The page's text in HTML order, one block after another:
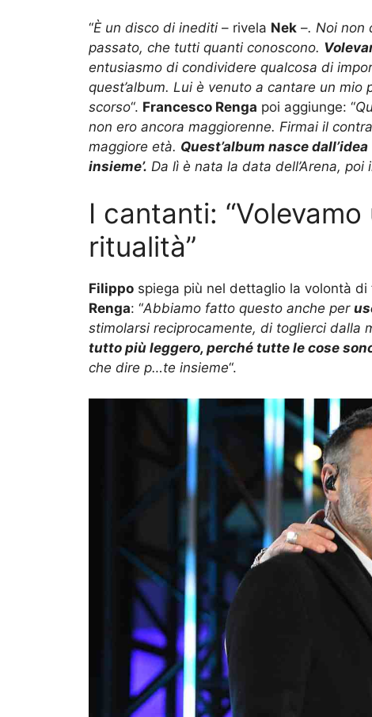
“È un disco di inediti – rivela Nek –. Noi non
passato, che tutti quanti conoscono.
entusiasmo di condividere qualcosa di
quest’album. Lui è venuto a cantare un
scorso“. Francesco Renga poi aggiunge: “
non ero ancora maggiorenne. Firmai il
maggiore età. Quest’album nasce
insieme’. Da lì è nata la data dell’Arena,
I cantanti:
ritualità”
Filippo spiega più nel dettaglio la volontà
Renga: “Abbiamo fatto questo anche per
stimolarsi reciprocamente, di toglierci dalla
tutto più leggero, perché tutte le cose
che dire p…te insieme“.